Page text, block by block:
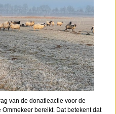
van de donatieactie voor de
bereikt. Dat betekent dat